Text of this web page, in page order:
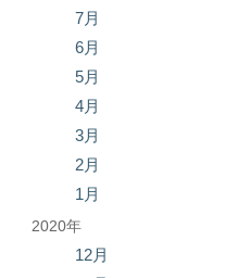
7月
6月
5月
4月
3月
2月
1月
2020年
12月